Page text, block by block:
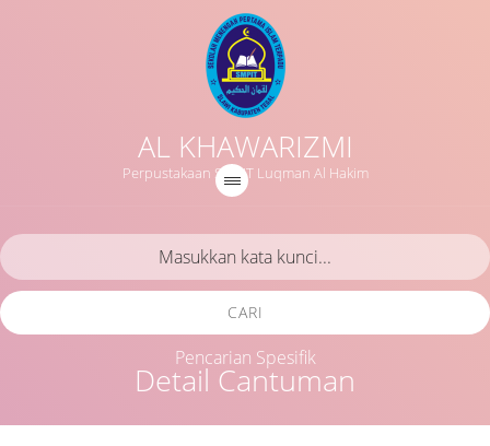
AL KHAWARIZMI
Perpustakaan SMPIT Luqman Al Hakim
Detail Cantuman
CARI
Pencarian Spesifik